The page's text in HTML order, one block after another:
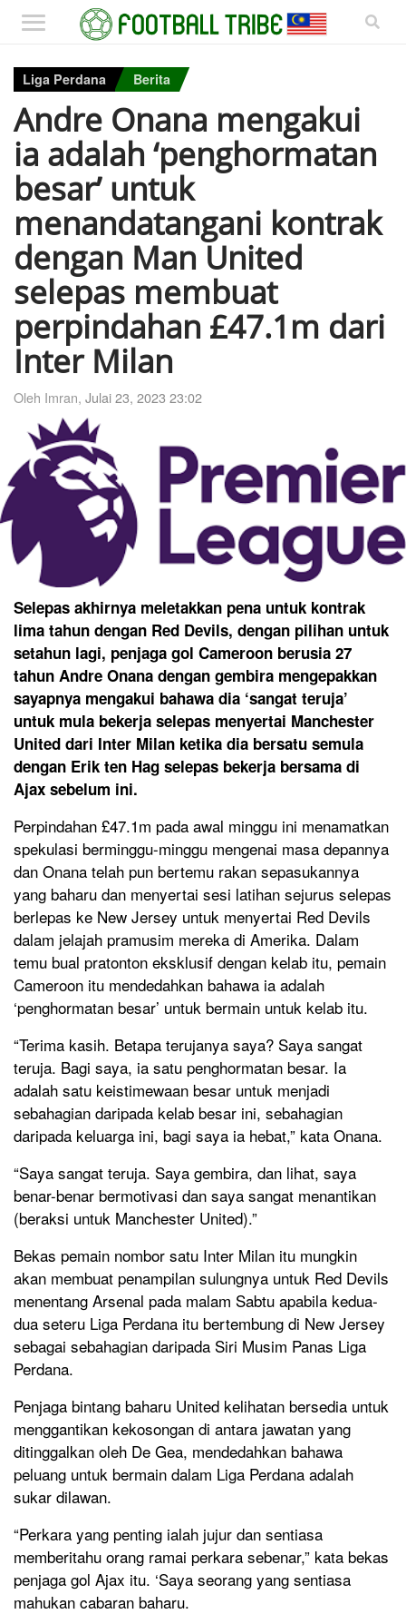
Liga Perdana Berita
Andre Onana mengakui
ia adalah ‘penghormatan
besar’ untuk
menandatangani kontrak
dengan Man United
selepas membuat
perpindahan £47.1m dari
Inter Milan
Oleh Imran, Julai 23, 2023 23:02
Selepas akhirnya meletakkan pena untuk kontrak
lima tahun dengan Red Devils, dengan pilihan untuk
setahun lagi, penjaga gol Cameroon berusia 27
tahun Andre Onana dengan gembira mengepakkan
sayapnya mengakui bahawa dia ‘sangat teruja’
untuk mula bekerja selepas menyertai Manchester
United dari Inter Milan ketika dia bersatu semula
dengan Erik ten Hag selepas bekerja bersama di
Ajax sebelum ini.
Perpindahan £47.1m pada awal minggu ini menamatkan
spekulasi berminggu-minggu mengenai masa depannya
dan Onana telah pun bertemu rakan sepasukannya
yang baharu dan menyertai sesi latihan sejurus selepas
berlepas ke New Jersey untuk menyertai Red Devils
dalam jelajah pramusim mereka di Amerika. Dalam
temu bual pratonton eksklusif dengan kelab itu, pemain
Cameroon itu mendedahkan bahawa ia adalah
‘penghormatan besar’ untuk bermain untuk kelab itu.
“Terima kasih. Betapa terujanya saya? Saya sangat
teruja. Bagi saya, ia satu penghormatan besar. Ia
adalah satu keistimewaan besar untuk menjadi
sebahagian daripada kelab besar ini, sebahagian
daripada keluarga ini, bagi saya ia hebat,” kata Onana.
“Saya sangat teruja. Saya gembira, dan lihat, saya
benar-benar bermotivasi dan saya sangat menantikan
(beraksi untuk Manchester United).”
Bekas pemain nombor satu Inter Milan itu mungkin
akan membuat penampilan sulungnya untuk Red Devils
menentang Arsenal pada malam Sabtu apabila kedua-
dua seteru Liga Perdana itu bertembung di New Jersey
sebagai sebahagian daripada Siri Musim Panas Liga
Perdana.
Penjaga bintang baharu United kelihatan bersedia untuk
menggantikan kekosongan di antara jawatan yang
ditinggalkan oleh De Gea, mendedahkan bahawa
peluang untuk bermain dalam Liga Perdana adalah
sukar dilawan.
“Perkara yang penting ialah jujur dan sentiasa
memberitahu orang ramai perkara sebenar,” kata bekas
penjaga gol Ajax itu. ‘Saya seorang yang sentiasa
mahukan cabaran baharu.